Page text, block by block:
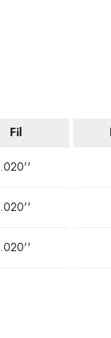
Fil
.020''
.020''
.020''